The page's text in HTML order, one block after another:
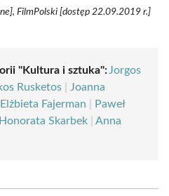
FilmPolski [dostęp 22.09.2019 r.]
"Kultura i sztuka": Jorgos
Rusketos
Joanna
Elżbieta Fajerman
Paweł
Honorata Skarbek
Anna